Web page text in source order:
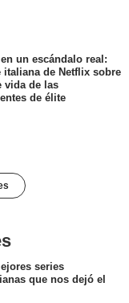
en un escándalo real:
italiana de Netflix sobre
vida de las
de élite
series
que nos dejó el